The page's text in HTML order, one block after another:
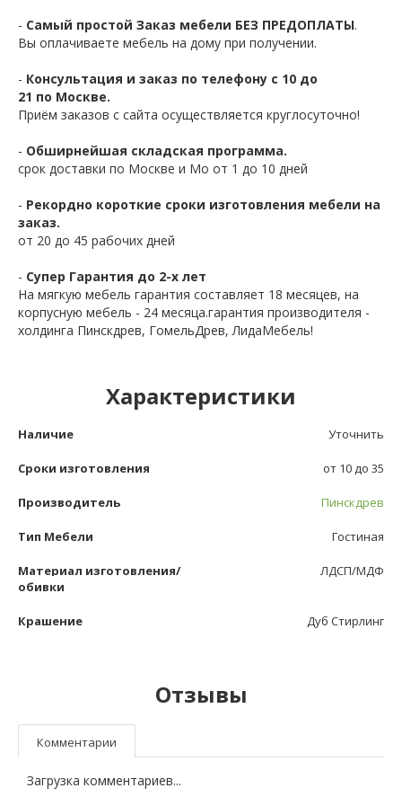
- Самый простой Заказ мебели БЕЗ ПРЕДОПЛАТЫ.
Вы оплачиваете мебель на дому при получении.
- Консультация и заказ по телефону с 10 до
21 по Москве.
Приём заказов с сайта осуществляется круглосуточно!
- Обширнейшая складская программа.
срок доставки по Москве и Мо от 1 до 10 дней
- Рекордно короткие сроки изготовления мебели на
заказ.
от 20 до 45 рабочих дней
- Супер Гарантия до 2-х лет
На мягкую мебель гарантия составляет 18 месяцев, на
корпусную мебель - 24 месяца.гарантия производителя -
холдинга Пинскдрев, ГомельДрев, ЛидаМебель!
Характеристики
Наличие Уточнить
Сроки изготовления от 10 до 35
Производитель Пинскдрев
Тип Мебели Гостиная
Материал изготовления/
обивки
ЛДСП/МДФ
Крашение Дуб Стирлинг
Отзывы
Комментарии
Загрузка комментариев...